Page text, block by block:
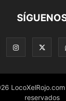
reservados